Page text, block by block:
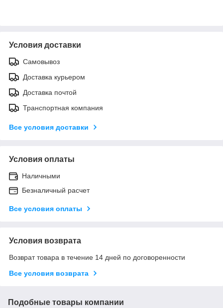
Условия доставки
Самовывоз
Доставка курьером
Доставка почтой
Транспортная компания
Все условия доставки
Условия оплаты
Наличными
Безналичный расчет
Все условия оплаты
Условия возврата
Возврат товара в течение 14 дней по договоренности
Все условия возврата
Подобные товары компании